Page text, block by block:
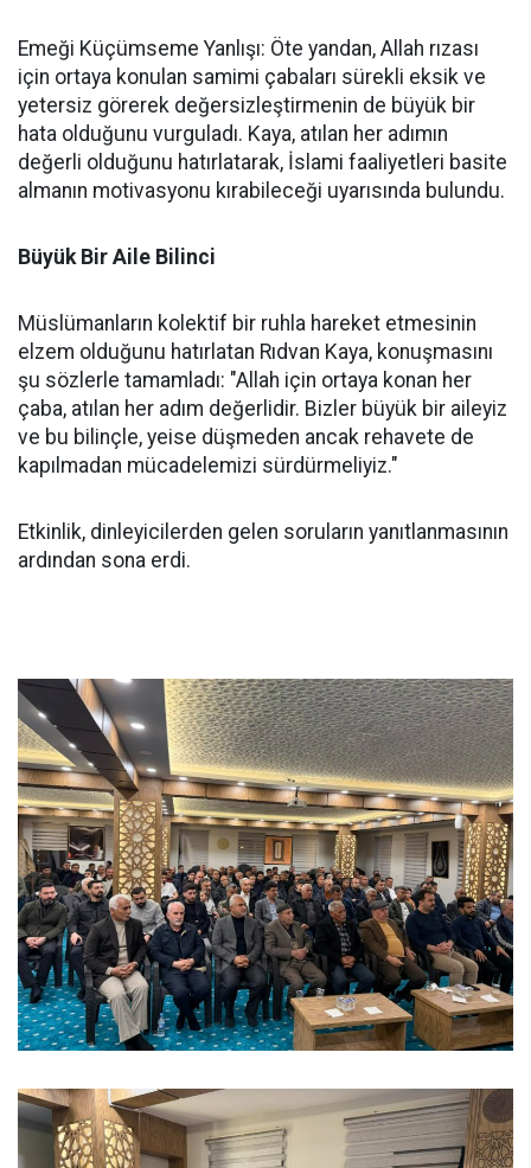
Emeği Küçümseme Yanlışı: Öte yandan, Allah rızası
için ortaya konulan samimi çabaları sürekli eksik ve
yetersiz görerek değersizleştirmenin de büyük bir
hata olduğunu vurguladı. Kaya, atılan her adımın
değerli olduğunu hatırlatarak, İslami faaliyetleri basite
almanın motivasyonu kırabileceği uyarısında bulundu.
Büyük Bir Aile Bilinci
Müslümanların kolektif bir ruhla hareket etmesinin
elzem olduğunu hatırlatan Rıdvan Kaya, konuşmasını
şu sözlerle tamamladı: "Allah için ortaya konan her
çaba, atılan her adım değerlidir. Bizler büyük bir aileyiz
ve bu bilinçle, yeise düşmeden ancak rehavete de
kapılmadan mücadelemizi sürdürmeliyiz."
Etkinlik, dinleyicilerden gelen soruların yanıtlanmasının
ardından sona erdi.